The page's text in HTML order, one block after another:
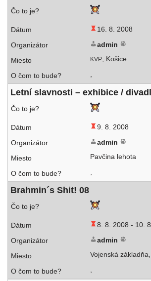
16. 8. 2008
admin
KVP, Košice
,
Letní slav­nos­ti – exhi­bi­ce /
9. 8. 2008
admin
Pavčina lehota
,
Brahmin´s Shit! 08
8. 8. 2008 - 10.
admin
Vojenská
,